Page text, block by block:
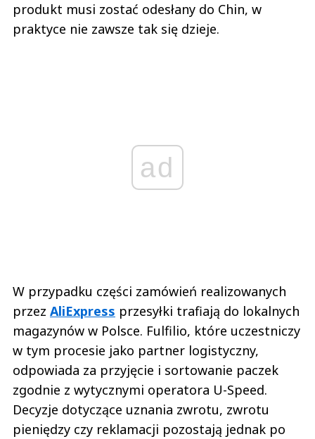
produkt musi zostać odesłany do Chin, w
praktyce nie zawsze tak się dzieje.
ad
W przypadku części zamówień realizowanych
przez AliExpress przesyłki trafiają do lokalnych
magazynów w Polsce. Fulfilio, które uczestniczy
w tym procesie jako partner logistyczny,
odpowiada za przyjęcie i sortowanie paczek
zgodnie z wytycznymi operatora U-Speed.
Decyzje dotyczące uznania zwrotu, zwrotu
pieniędzy czy reklamacji pozostają jednak po